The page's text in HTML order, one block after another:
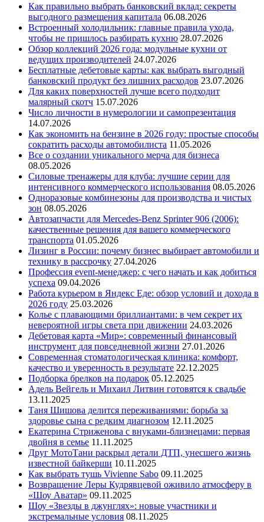
Как правильно выбрать банковский вклад: секреты
выгодного размещения капитала 06.08.2026
Встроенный холодильник: главные правила ухода,
чтобы не пришлось разбирать кухню 28.07.2026
Обзор коллекций 2026 года: модульные кухни от
ведущих производителей 24.07.2026
Бесплатные дебетовые карты: как выбрать выгодный
банковский продукт без лишних расходов 23.07.2026
Для каких поверхностей лучше всего подходит
малярный скотч 15.07.2026
Число личности в нумерологии и самопрезентация
14.07.2026
Как экономить на бензине в 2026 году: простые способы
сократить расходы автомобилиста 11.05.2026
Все о создании уникального мерча для бизнеса
08.05.2026
Силовые тренажеры для клуба: лучшие серии для
интенсивного коммерческого использования 08.05.2026
Одноразовые комбинезоны для производства и чистых
зон 08.05.2026
Автозапчасти для Mercedes-Benz Sprinter 906 (2006):
качественные решения для вашего коммерческого
транспорта 01.05.2026
Лизинг в России: почему бизнес выбирает автомобили и
технику в рассрочку 27.04.2026
Профессия event-менеджер: с чего начать и как добиться
успеха 09.04.2026
Работа курьером в Яндекс Еде: обзор условий и дохода в
2026 году 25.03.2026
Колье с плавающими бриллиантами: в чем секрет их
невероятной игры света при движении 24.03.2026
Дебетовая карта «Мир»: современный финансовый
инструмент для повседневной жизни 27.01.2026
Современная стоматологическая клиника: комфорт,
качество и уверенность в результате 22.12.2025
Подборка брелков на подарок 05.12.2025
Адель Вейгель и Михаил Литвин готовятся к свадьбе
13.11.2025
Таня Шишова делится переживаниями: борьба за
здоровье сына с редким диагнозом 12.11.2025
Екатерина Стриженова с внуками-близнецами: первая
двойня в семье 11.11.2025
Друг МотоТани раскрыл детали ДТП, унесшего жизнь
известной байкерши 10.11.2025
Как выбрать тушь Vivienne Sabo 09.11.2025
Возвращение Леры Кудрявцевой оживило атмосферу в
«Шоу Аватар» 09.11.2025
Шоу «Звезды в джунглях»: новые участники и
экстремальные условия 08.11.2025